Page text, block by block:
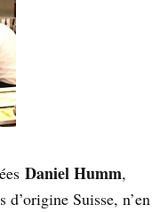
Daniel Humm,
Suisse, n’en